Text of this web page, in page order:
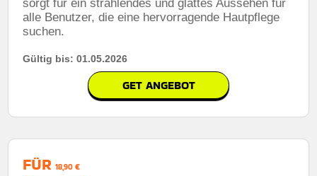
sorgt für ein strahlendes und glattes Aussehen für
alle Benutzer, die eine hervorragende Hautpflege
suchen.
Gültig bis: 01.05.2026
GET ANGEBOT
FÜR 18,90 €